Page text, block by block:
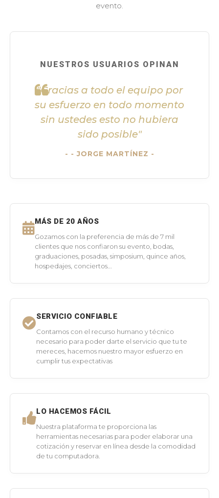
evento.
NUESTROS USUARIOS OPINAN
"Gracias a todo el equipo por
su esfuerzo en todo momento
sin ustedes esto no hubiera
sido posible"
- JORGE MARTÍNEZ -
MÁS DE 20 AÑOS
Gozamos con la preferencia de más de 7 mil
clientes que nos confiaron su evento, bodas,
graduaciones, posadas, simposium, quince años,
hospedajes, conciertos...
SERVICIO CONFIABLE
Contamos con el recurso humano y técnico
necesario para poder darte el servicio que tu te
mereces, hacemos nuestro mayor esfuerzo en
cumplir tus expectativas
LO HACEMOS FÁCIL
Nuestra plataforma te proporciona las
herramientas necesarias para poder elaborar una
cotización y reservar en línea desde la comodidad
de tu computadora.